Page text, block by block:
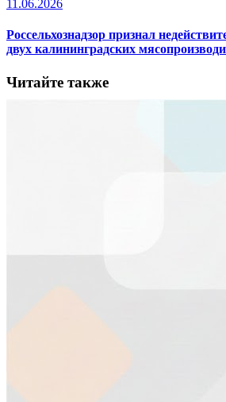
11.06.2026
Россельхознадзор признал
двух калининградских
Читайте также